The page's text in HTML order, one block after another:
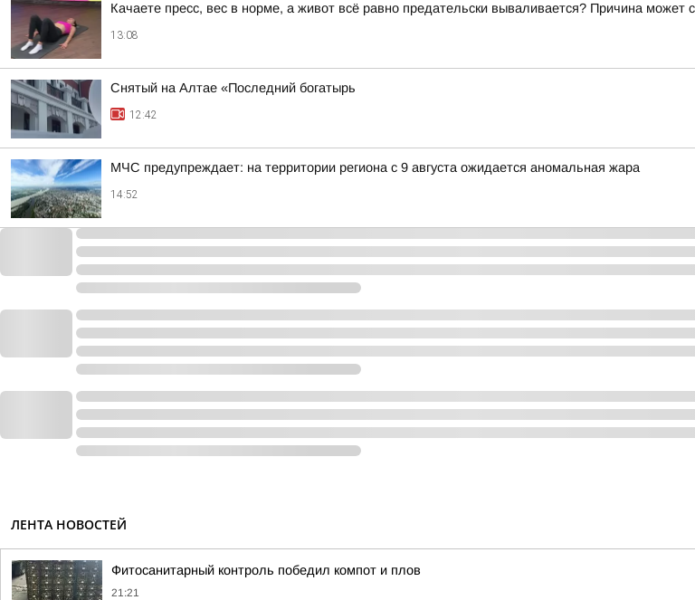
Качаете пресс, вес в норме, а живот всё равно предательски вываливается? Причина
13:08
Снятый на Алтае «Последний богатырь
12:42
МЧС предупреждает: на территории региона с 9 августа ожидается аномальная жара
14:52
ЛЕНТА НОВОСТЕЙ
Фитосанитарный контроль победил компот и плов
21:21